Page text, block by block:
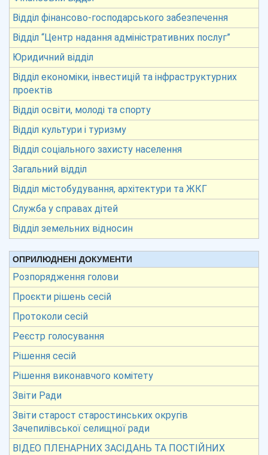
Відділ фінансово-господарського забезпечення
Відділ “Центр надання адміністративних послуг”
Юридичний відділ
Відділ економіки, інвестицій та інфраструктурних
проектів
Відділ освіти, молоді та спорту
Відділ культури і туризму
Відділ соціального захисту населення
Загальний відділ
Відділ містобудування, архітектури та ЖКГ
Служба у справах дітей
Відділ земельних відносин
ОПРИЛЮДНЕНІ ДОКУМЕНТИ
Розпорядження голови
Проєкти рішень сесій
Протоколи сесій
Реєстр голосування
Рішення сесій
Рішення виконавчого комітету
Звіти Ради
Звіти старост старостинських округів
Зачепилівської селищної ради
ВІДЕО ПЛЕНАРНИХ ЗАСІДАНЬ ТА ПОСТІЙНИХ